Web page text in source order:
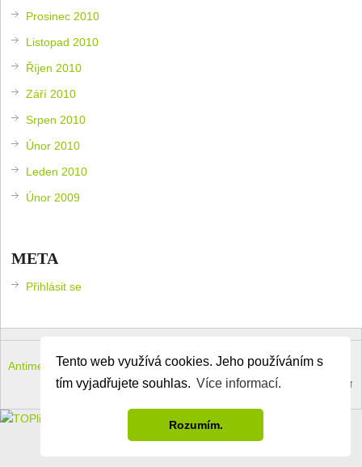
Tento web využívá cookies. Jeho používáním s
tím vyjadřujete souhlas. Více informací.
Rozumím.
Prosinec 2010
Listopad 2010
Říjen 2010
Září 2010
Srpen 2010
Únor 2010
Leden 2010
Únor 2009
META
Přihlásit se
Antimeloun – komouši dneškaCopyright © 2026.
Theme byMyThemeShop. Back to Top ↑